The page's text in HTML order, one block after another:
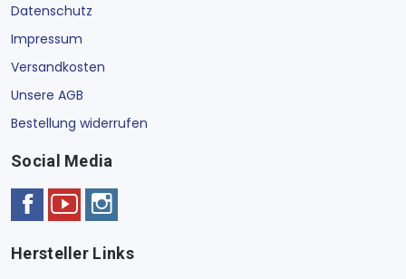
Datenschutz
Impressum
Versandkosten
Unsere AGB
Bestellung widerrufen
Social Media
Hersteller Links